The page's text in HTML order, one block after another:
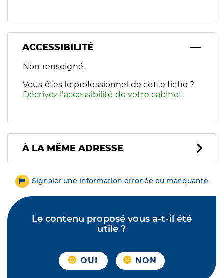
ACCESSIBILITÉ
Filtres
Sélectionnez un ou plusieurs handicaps/besoins
Non renseigné.
Vous êtes le professionnel de cette fiche ?
Décrivez l'accessibilité de votre cabinet.
À LA MÊME ADRESSE
Signaler une information erronée ou manquante
Le contenu proposé vous a-t-il été
utile ?
OUI NON